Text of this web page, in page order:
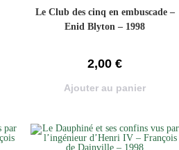
Le Club des cinq en embuscade –
Enid Blyton – 1998
2,00 €
Ajouter au panier